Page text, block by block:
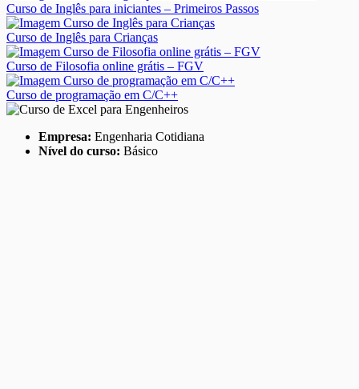
Curso de Inglês para iniciantes – Primeiros Passos
Curso de Inglês para Crianças
Curso de Filosofia online grátis – FGV
Curso de programação em C/C++
Empresa: Engenharia Cotidiana
Nível do curso: Básico